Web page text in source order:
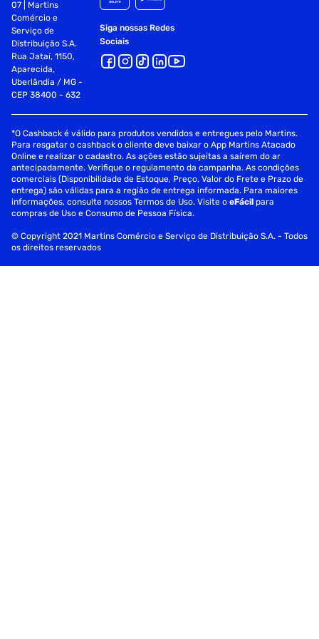
07 | Martins
Comércio e
Serviço de
Distribuição S.A.
Rua Jataí, 1150,
Aparecida,
Uberlândia / MG -
CEP 38400 - 632
Siga nossas Redes
Sociais
*O Cashback é válido para produtos vendidos e entregues pelo Martins.
Para resgatar o cashback o cliente deve baixar o App Martins Atacado
Online e realizar o cadastro. As ações estão sujeitas a saírem do ar
antecipadamente. Verifique o regulamento da campanha. As condições
comerciais (Disponibilidade de Estoque, Preço, Valor do Frete e Prazo de
entrega) são válidas para a região de entrega informada. Para maiores
informações, consulte nossos Termos de Uso. Visite oeFácil para
compras de Uso e Consumo de Pessoa Física.
© Copyright 2021 Martins Comércio e Serviço de Distribuição S.A. - Todos
os direitos reservados